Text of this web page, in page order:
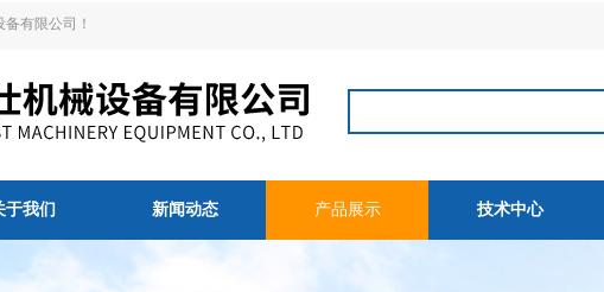
有限公司！
于我们 新闻动态 产品展示 技术中心